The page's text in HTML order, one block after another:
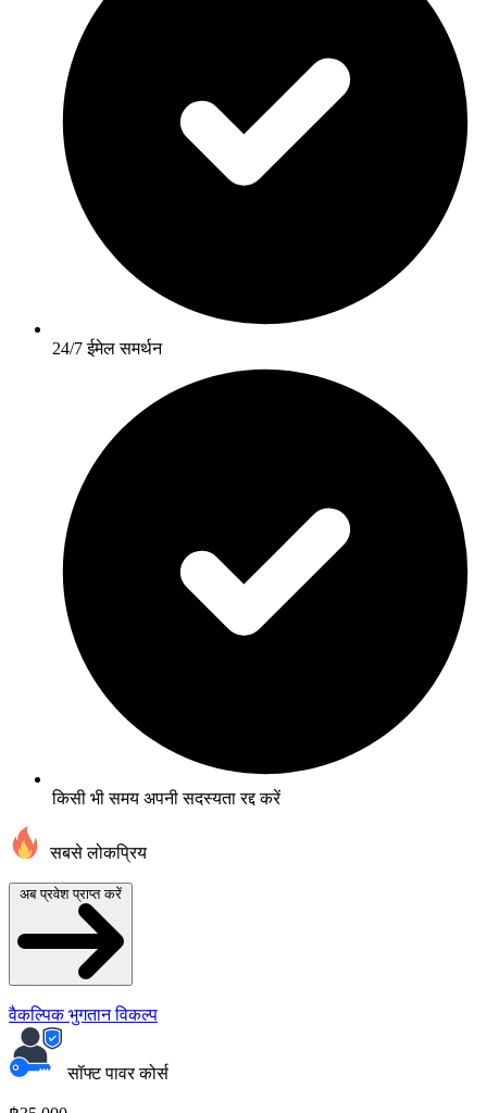
24/7 ईमेल समर्थन
किसी भी समय अपनी सदस्यता रद्द करें
सबसे लोकप्रिय
वैकल्पिक भुगतान विकल्प
सॉफ्ट पावर कोर्स